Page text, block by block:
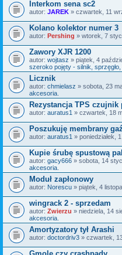
Interkom sena sc2
autor: JAREK » czwartek, 11
Kolano kolektor numer 3
autor: Pershing » wtorek, 7
Zawory XJR 1200
autor: wojtasz » piątek, 4
szeroko pojęty - silnik, sprzęgło,
Licznik
autor: chmielasz » sobota, 23
akcesoria.
Rezystancja TPS
autor: auratus1 » czwartek, 18
Poszukuję membrany
autor: auratus1 » poniedziałek,
Kupie śrubę spustową
autor: gacy666 » sobota, 14
akcesoria.
Moduł zapłonowy
autor: Norescu » piątek, 4
wingrack 2 - sprzedam
autor: Zwierzu » niedziela, 14
akcesoria.
Amortyzatory tył Arashi
autor: doctordriv3 » czwartek,